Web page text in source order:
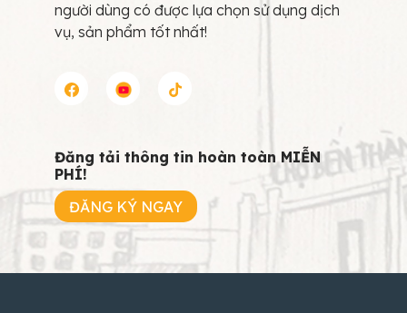
người dùng có được lựa chọn sử dụng dịch
vụ, sản phẩm tốt nhất!
Đăng tải thông tin hoàn toàn MIỄN
PHÍ!
ĐĂNG KÝ NGAY